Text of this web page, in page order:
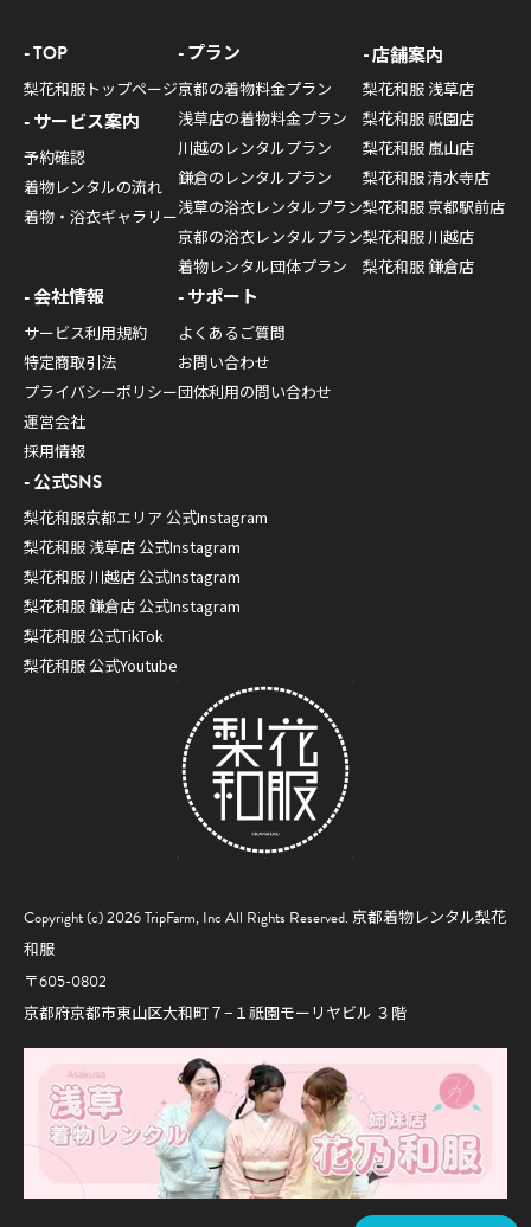
Copyright (c) 2026 TripFarm, Inc All Rights Reserved. 京都着物レンタル梨花
和服
〒605-0802
京都府京都市東山区大和町７−１祇園モーリヤビル ３階
TOP
梨花和服トップページ
サービス案内
予約確認
着物レンタルの流れ
着物・浴衣ギャラリー
プラン
京都の着物料金プラン
浅草店の着物料金プラン
川越のレンタルプラン
鎌倉のレンタルプラン
浅草の浴衣レンタルプラン
京都の浴衣レンタルプラン
着物レンタル団体プラン
店舗案内
梨花和服 浅草店
梨花和服 祇園店
梨花和服 嵐山店
梨花和服 清水寺店
梨花和服 京都駅前店
梨花和服 川越店
梨花和服 鎌倉店
会社情報
サービス利用規約
特定商取引法
プライバシーポリシー
運営会社
採用情報
サポート
よくあるご質問
お問い合わせ
団体利用の問い合わせ
公式SNS
梨花和服京都エリア 公式Instagram
梨花和服 浅草店 公式Instagram
梨花和服 川越店 公式Instagram
梨花和服 鎌倉店 公式Instagram
梨花和服 公式TikTok
梨花和服 公式Youtube